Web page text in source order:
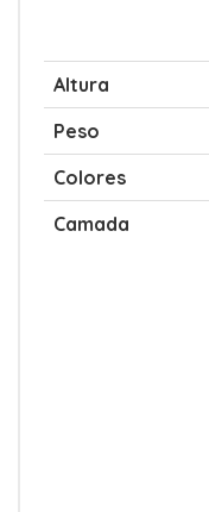
Altura
Peso
Colores
Camada